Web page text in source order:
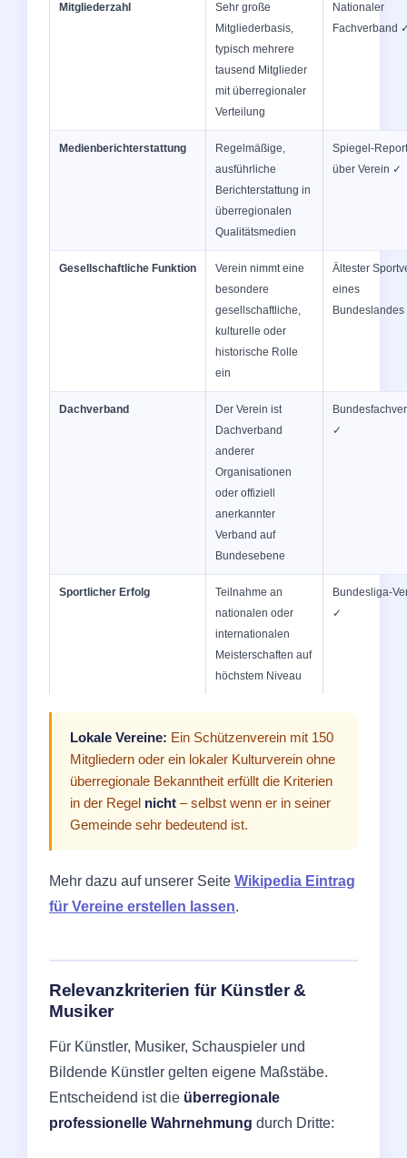
Mitgliederzahl
Sehr große
Mitgliederbasis,
typisch mehrere
tausend Mitglieder
mit überregionaler
Verteilung
Nationaler
Fachverband
Medienberichterstattung
Regelmäßige,
ausführliche
Berichterstattung in
überregionalen
Qualitätsmedien
Spiegel-
über Verein ✓
Gesellschaftliche Funktion
Verein nimmt eine
besondere
gesellschaftliche,
kulturelle oder
historische Rolle
ein
Ältester
eines
Dachverband
Der Verein ist
Dachverband
anderer
Organisationen
oder offiziell
anerkannter
Verband auf
Bundesebene
✓
Sportlicher Erfolg
Teilnahme an
nationalen oder
internationalen
Meisterschaften auf
höchstem Niveau
Bundesliga-
✓
Lokale Vereine: Ein Schützenverein mit 150
Mitgliedern oder ein lokaler Kulturverein ohne
überregionale Bekanntheit erfüllt die Kriterien
in der Regel nicht – selbst wenn er in seiner
Gemeinde sehr bedeutend ist.
Mehr dazu auf unserer Seite Wikipedia Eintrag
für Vereine erstellen lassen.
Relevanzkriterien für Künstler &
Musiker
Für Künstler, Musiker, Schauspieler und
Bildende Künstler gelten eigene Maßstäbe.
Entscheidend ist die überregionale
professionelle Wahrnehmung durch Dritte: